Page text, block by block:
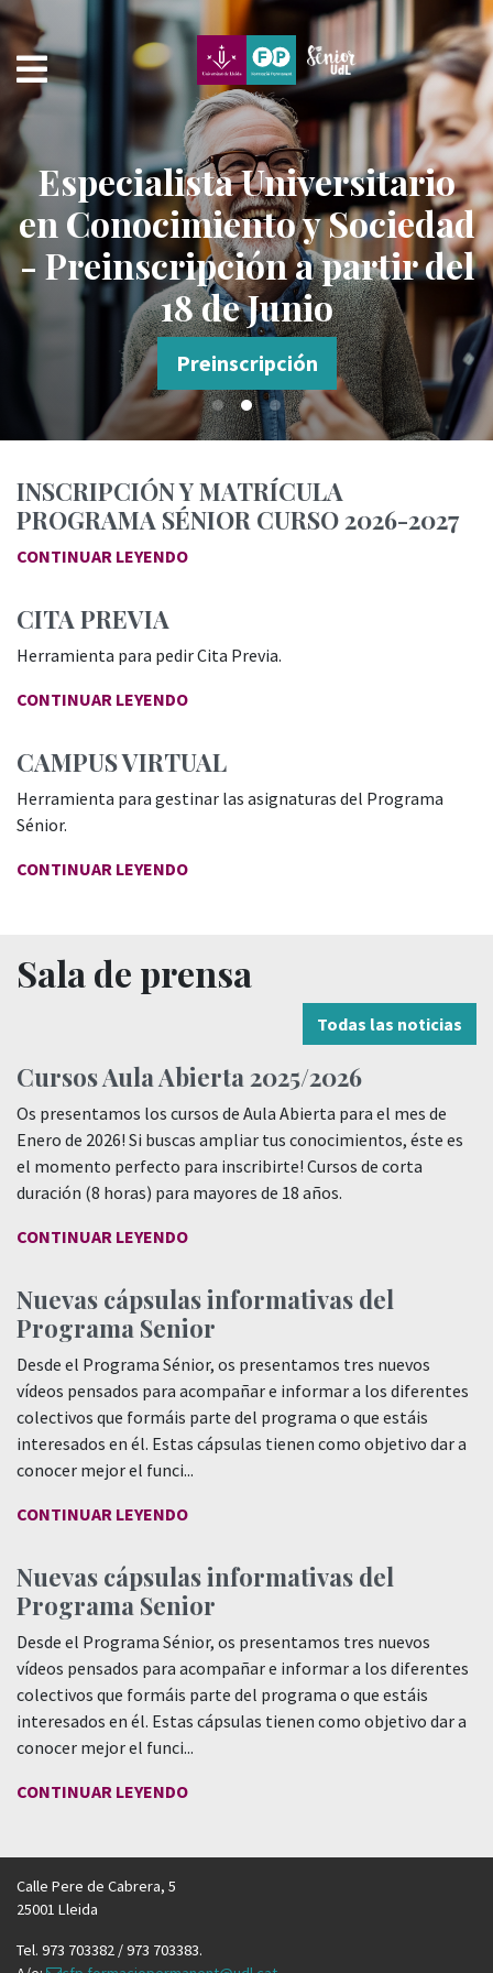
???label.access.jump.content???
???label.access.jump.header???
???label.access.jump.footer???
???label.access.jump.menu???
Especialista Universitario
en Conocimiento y Sociedad
- Preinscripción a partir del
18 de Junio
Preinscripción
INSCRIPCIÓN Y MATRÍCULA
PROGRAMA SÉNIOR CURSO 2026-2027
CONTINUAR LEYENDO
CITA PREVIA
Herramienta para pedir Cita Previa.
CONTINUAR LEYENDO
CAMPUS VIRTUAL
Herramienta para gestinar las asignaturas del Programa
Sénior.
CONTINUAR LEYENDO
Sala de prensa
Todas las noticias
Cursos Aula Abierta 2025/2026
Os presentamos los cursos de Aula Abierta para el mes de
Enero de 2026! Si buscas ampliar tus conocimientos, éste es
el momento perfecto para inscribirte! Cursos de corta
duración (8 horas) para mayores de 18 años.
CONTINUAR LEYENDO
Nuevas cápsulas informativas del
Programa Senior
Desde el Programa Sénior, os presentamos tres nuevos
vídeos pensados para acompañar e informar a los diferentes
colectivos que formáis parte del programa o que estáis
interesados en él. Estas cápsulas tienen como objetivo dar a
conocer mejor el funci...
CONTINUAR LEYENDO
Nuevas cápsulas informativas del
Programa Senior
Desde el Programa Sénior, os presentamos tres nuevos
vídeos pensados para acompañar e informar a los diferentes
colectivos que formáis parte del programa o que estáis
interesados en él. Estas cápsulas tienen como objetivo dar a
conocer mejor el funci...
CONTINUAR LEYENDO
Calle Pere de Cabrera, 5
25001 Lleida
Tel. 973 703382 / 973 703383.